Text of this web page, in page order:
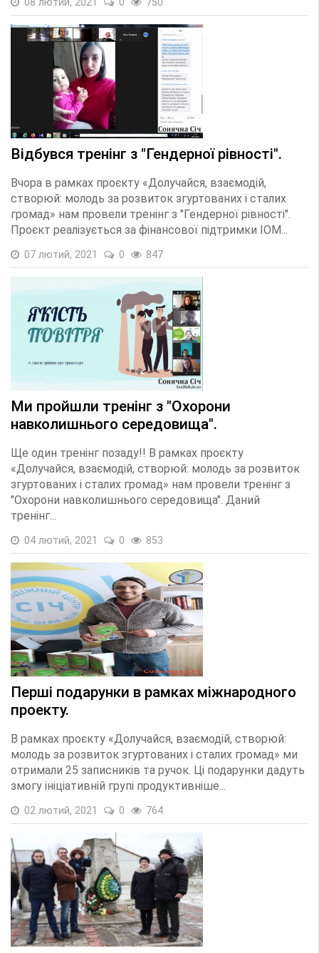
Відбувся тренінг з "Гендерної рівності".
Вчора в рамках проєкту «Долучайся, взаємодій,
створюй: молодь за розвиток згуртованих і сталих
громад» нам провели тренінг з "Гендерної рівності".
Проєкт реалізується за фінансової підтримки IOM...
07 лютий, 2021 0 847
Ми пройшли тренінг з "Охорони
навколишнього середовища".
Ще один тренінг позаду!! В рамках проєкту
«Долучайся, взаємодій, створюй: молодь за розвиток
згуртованих і сталих громад» нам провели тренінг з
"Охорони навколишнього середовища". Даний
тренінг...
04 лютий, 2021 0 853
Перші подарунки в рамках міжнародного
проекту.
В рамках проєкту «Долучайся, взаємодій, створюй:
молодь за розвиток згуртованих і сталих громад» ми
отримали 25 записників та ручок. Ці подарунки дадуть
змогу ініціативній групі продуктивніше...
02 лютий, 2021 0 764